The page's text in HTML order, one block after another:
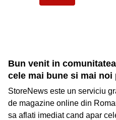
Bun venit in
cele mai bune si mai
StoreNews este un serviciu
de magazine online din
sa aflati imediat cand apar